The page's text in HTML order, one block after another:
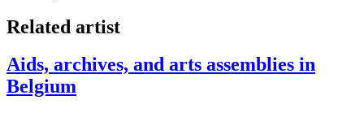
Related artist
Aids, archives, and arts assemblies in
Belgium